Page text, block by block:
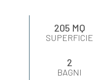
205 MQ
SUPERFICIE
2
BAGNI